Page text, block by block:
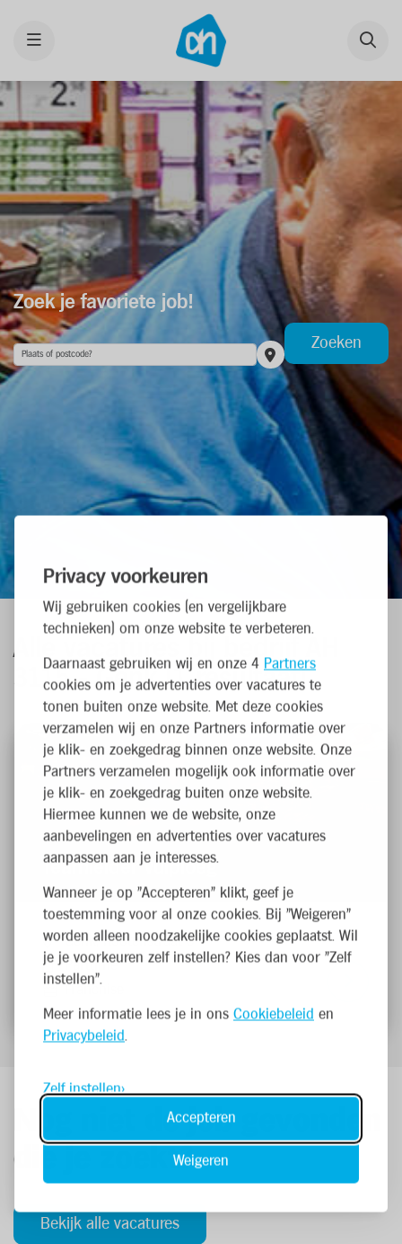
Privacy voorkeuren
Wij gebruiken cookies (en vergelijkbare
technieken) om onze website te verbeteren.
Daarnaast gebruiken wij en onze 4 Partners
cookies om je advertenties over vacatures te
tonen buiten onze website. Met deze cookies
verzamelen wij en onze Partners informatie over
je klik- en zoekgedrag binnen onze website. Onze
Partners verzamelen mogelijk ook informatie over
je klik- en zoekgedrag buiten onze website.
Hiermee kunnen we de website, onze
aanbevelingen en advertenties over vacatures
aanpassen aan je interesses.
Wanneer je op "Accepteren" klikt, geef je
toestemming voor al onze cookies. Bij "Weigeren"
worden alleen noodzakelijke cookies geplaatst. Wil
je je voorkeuren zelf instellen? Kies dan voor "Zelf
instellen".
Meer informatie lees je in ons Cookiebeleid en
Privacybeleid.
Zelf instellen
Weigeren
Accepteren
Menu
Zoek je favoriete job!
Zoeken
Alle vacatures
3115 - Genk (1 resultaat)
Teamleider Vulploeg
Genk, Rootenstraat 8
Parttime
Nog niet de job gevonden
die je zoekt?
Bekijk alle vacatures